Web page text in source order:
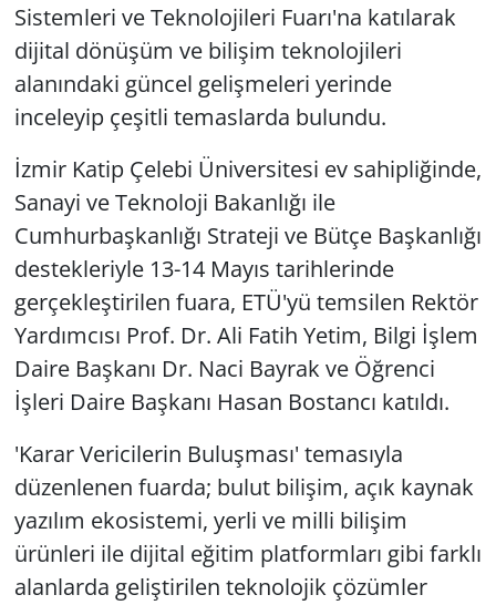
Sistemleri ve Teknolojileri Fuarı'na katılarak
dijital dönüşüm ve bilişim teknolojileri
alanındaki güncel gelişmeleri yerinde
inceleyip çeşitli temaslarda bulundu.
İzmir Katip Çelebi Üniversitesi ev sahipliğinde,
Sanayi ve Teknoloji Bakanlığı ile
Cumhurbaşkanlığı Strateji ve Bütçe Başkanlığı
destekleriyle 13-14 Mayıs tarihlerinde
gerçekleştirilen fuara, ETÜ'yü temsilen Rektör
Yardımcısı Prof. Dr. Ali Fatih Yetim, Bilgi İşlem
Daire Başkanı Dr. Naci Bayrak ve Öğrenci
İşleri Daire Başkanı Hasan Bostancı katıldı.
'Karar Vericilerin Buluşması' temasıyla
düzenlenen fuarda; bulut bilişim, açık kaynak
yazılım ekosistemi, yerli ve milli bilişim
ürünleri ile dijital eğitim platformları gibi farklı
alanlarda geliştirilen teknolojik çözümler